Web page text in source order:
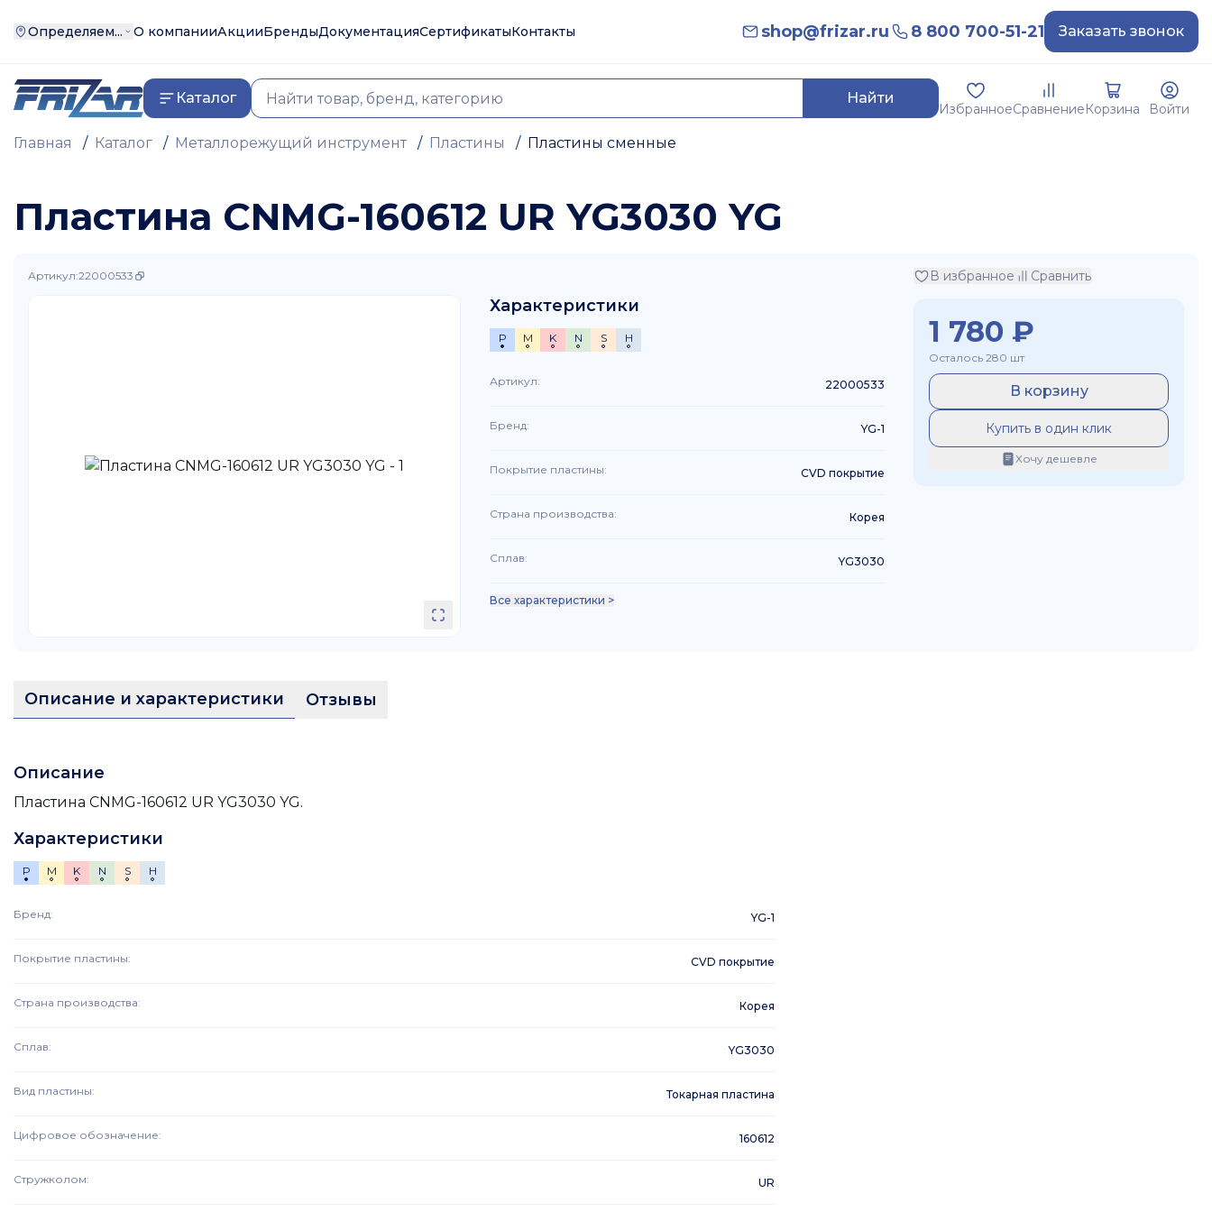
Определяем... О компанииАкцииБрендыДокументацияСертификатыКонтакты shop@frizar.ru 8 800 700-51-21 Заказать звонок
Каталог Найти
ИзбранноеСравнение Корзина Войти
Главная / Каталог / Металлорежущий инструмент / Пластины / Пластины сменные
Пластина CNMG-160612 UR YG3030 YG
Артикул:22000533
Характеристики
P M K N S H
Артикул: 22000533
Бренд: YG-1
Покрытие пластины: CVD покрытие
Страна производства: Корея
Сплав: YG3030
Все характеристики >
В избранное Сравнить
1 780 ₽
Осталось 280 шт
В корзину
Купить в один клик
Хочу дешевле
Описание и характеристики Отзывы
Описание
Пластина CNMG-160612 UR YG3030 YG.
Характеристики
P M K N S H
Бренд: YG-1
Покрытие пластины: CVD покрытие
Страна производства: Корея
Сплав: YG3030
Вид пластины: Токарная пластина
Цифровое обозначение: 160612
Стружколом: UR